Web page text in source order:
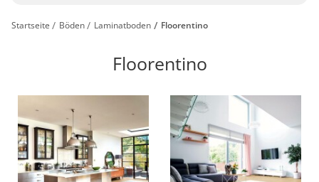
Startseite Böden Laminatboden Floorentino
Floorentino